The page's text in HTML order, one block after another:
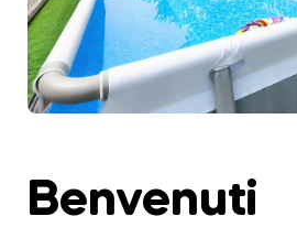
Benvenuti